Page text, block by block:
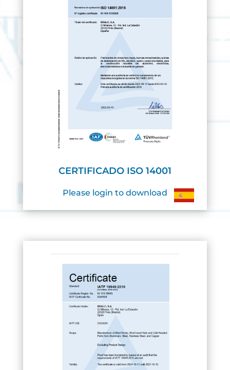
CERTIFICADO ISO 14001
Please login to download